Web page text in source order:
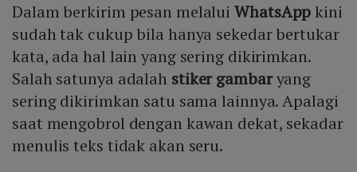
Dalam berkirim pesan melaluiWhatsAppkini
sudah tak cukup bila hanya sekedar bertukar
kata, ada hal lain yang sering dikirimkan.
Salah satunya adalah stiker gambaryang
sering dikirimkan satu sama lainnya. Apalagi
saat mengobrol dengan kawan dekat, sekadar
menulis teks tidak akan seru.